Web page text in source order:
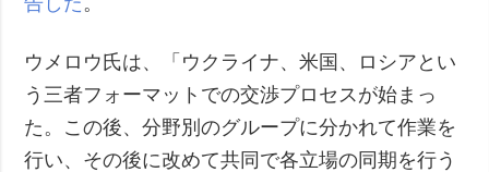
ウメロウ氏は、「ウクライナ、米国、ロシアとい
う三者フォーマットでの交渉プロセスが始まっ
た。この後、分野別のグループに分かれて作業を
行い、その後に改めて共同で各立場の同期を行う